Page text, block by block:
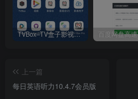
TVBox–TV盒子影视神器【附视频源和下载地址】【附自带源软件】
上一篇
每日英语听力10.4.7会员版